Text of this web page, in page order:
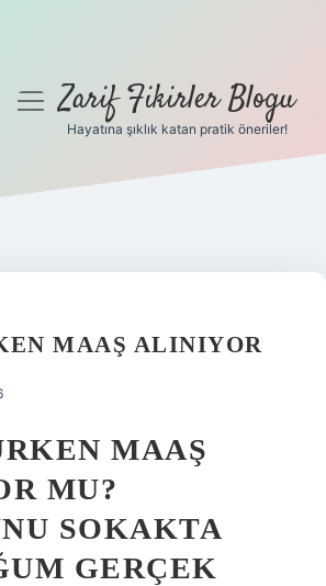
menüyüZarif Fikirler Blogu
Hayatına şıklık katan pratik öneriler!
MAAŞ ALINIYOR
MAAŞ
MU?
SOKAKTA
GERÇEK